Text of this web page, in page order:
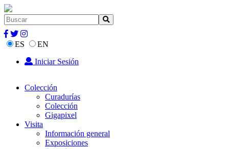
ES
EN
Iniciar Sesión
Colección
Curadurías
Colección
Gigapixel
Visita
Información general
Exposiciones